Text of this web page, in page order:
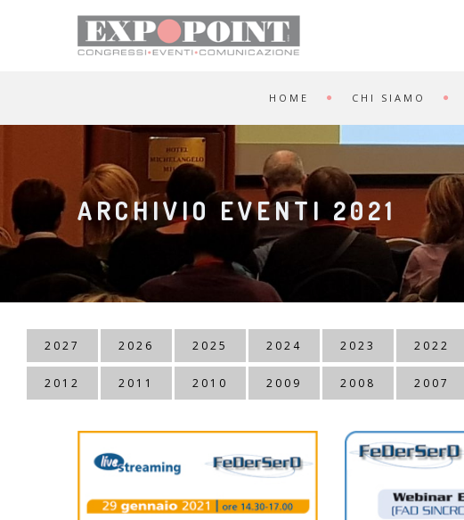
HOME CHI SIAMO
ARCHIVIO EVENTI 2021
2027 2026 2025 2024 2023 2022
2012 2011 2010 2009 2008 2007